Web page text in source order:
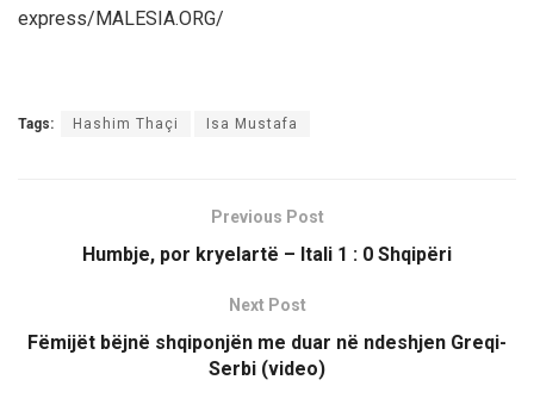
express/MALESIA.ORG/
Tags: Hashim Thaçi Isa Mustafa
Previous Post
Humbje, por kryelartë – Itali 1 : 0 Shqipëri
Next Post
Fëmijët bëjnë shqiponjën me duar në ndeshjen Greqi-
Serbi (video)